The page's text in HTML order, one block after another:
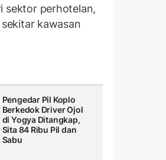
sektor perhotelan,
kawasan
Pengedar Pil Koplo
Berkedok Driver Ojol
di Yogya Ditangkap,
Sita 84 Ribu Pil dan
Sabu